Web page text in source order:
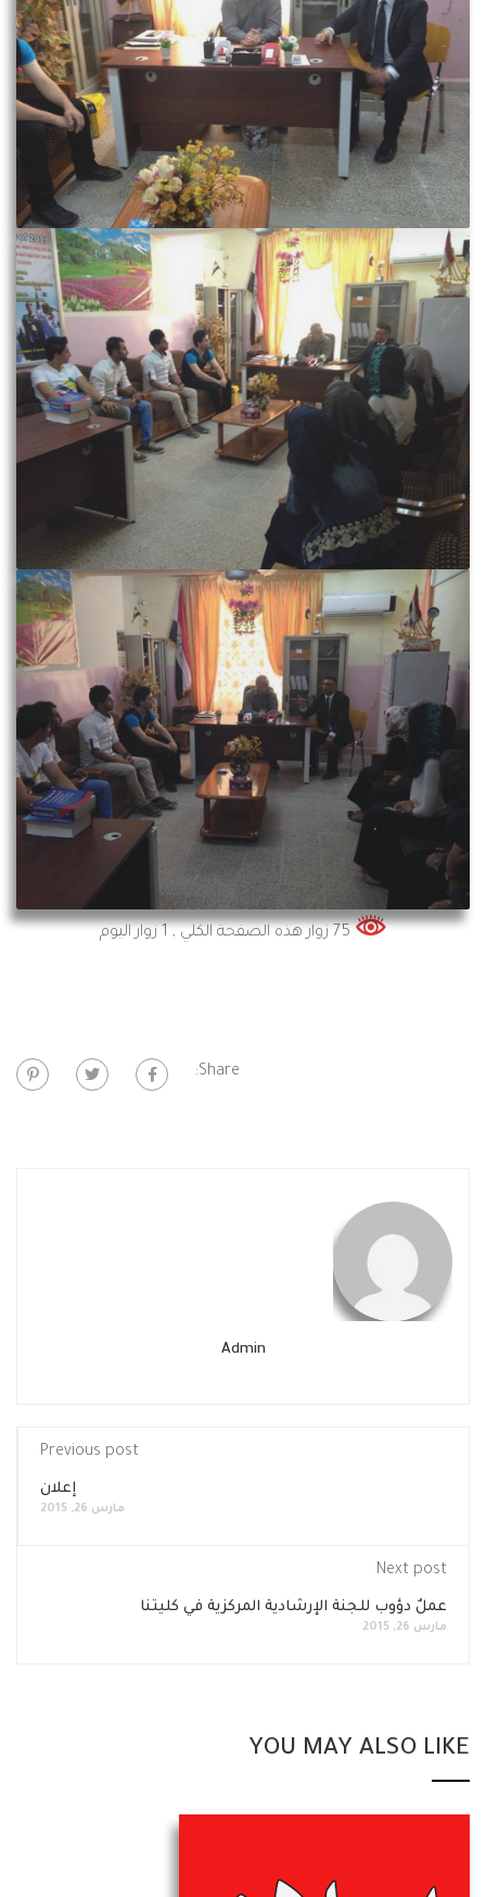
, 1 زوار اليوم
Share:
Admin
Previous post
إعلان
مارس 26, 2015
Next post
عملٌ دؤوب للجنة الإرشادية المركزية في كليتنا
مارس 26, 2015
YOU MAY ALSO LIKE